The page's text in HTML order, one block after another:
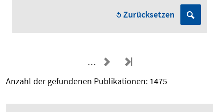
Zurücksetzen
…
Anzahl der gefundenen Publikationen: 1475